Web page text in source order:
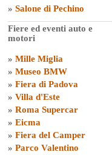
» Salone di Pechino
Fiere ed eventi auto e
motori
» Mille Miglia
» Museo BMW
» Fiera di Padova
» Villa d'Este
» Roma Supercar
» Eicma
» Fiera del Camper
» Parco Valentino